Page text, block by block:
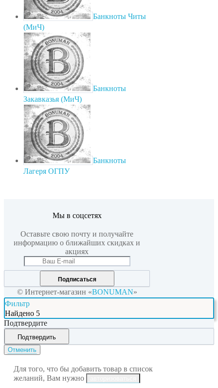
Банкноты Читы
(МиЧ)
Банкноты
Закавказья (МиЧ)
Банкноты
Лагеря ОГПУ
Мы в соцсетях
Оставьте свою почту и получайте
информацию о ближайших скидках и
акциях
Подписаться
© Интернет-магазин «BONUMAN»
Фильтр
Найдено 5
Подтвердите
Подтвердить
Отменить
Для того, что бы добавить товар в список
желаний, Вам нужно